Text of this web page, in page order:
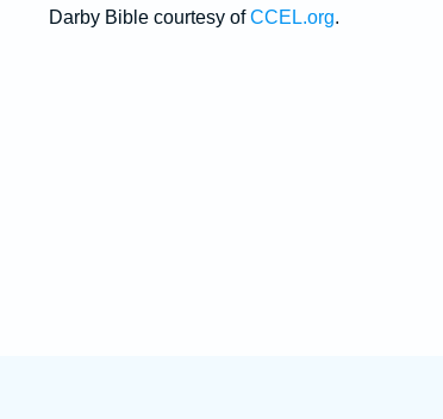
Darby Bible courtesy ofCCEL.org.